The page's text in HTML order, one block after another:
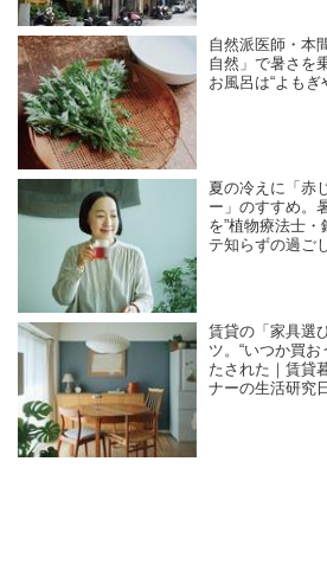
自然派医師・本
自然」で暑さを
お風呂は“よもぎ
夏の冷えに「赤
ー」のすすめ。
を”植物療法士
テ知らずの過ご
賃貸の「家具選
ツ。“いつか買
たされた｜賃貸
ナーの生活研究